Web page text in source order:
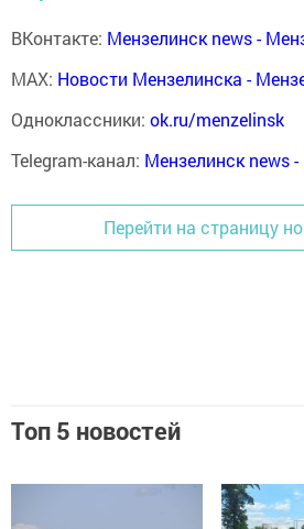
ВКонтакте: Мензелинск news -
MAX: Новости Мензелинска -
Одноклассники: ok.ru/menzelinsk
Telegram-канал: Мензелинск news
Перейти на страницу
Топ 5 новостей